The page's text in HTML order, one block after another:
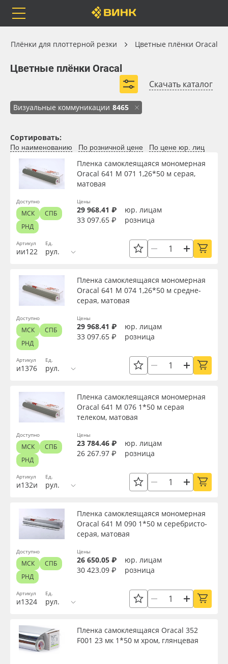
Каталог
Бренды
Доставка
Оплата
Сервис
Компания
Блог
Поставщикам
Избранное
8 800 550 7888
Москва
Весь каталог
Самоклеящиеся плёнки
Листовые материалы
Чернила
Клей, скотчи и крепёж
Мобильные конструкции и POS-материалы
Профильные системы
Светотехника
Инженерные пластики
Упаковочные материалы
Оборудование и инструмент
Новинки ассортимента
Плёнка монтажная Oratape
ПЭТ листовой
ПЭТ бэклит
Вспененный ПВХ
Баннер
Плёнки для плоттерной резки Цветные плёнки Oracal
Цветные плёнки Oracal
Скачать каталог
Визуальные коммуникации 8465
Плёнки для плоттерной резки
Цветные плёнки Oracal
ORACAL® 551
ORACAL® 951
ORACAL® 451
ORACAL® 620
ORACAL® 638
Развернуть (7)
Вид
Ширина, м
Длина рулона, м
Толщина, мкм
Материал
Клей
Цвет клея
Текстура
Срок эксплуатации, лет
Упаковка
Производитель
Сортировать:
По наименованию По розничной цене По цене юр. лиц
Артикул
ии122
Пленка самоклеящаяся мономерная
Oracal 641 M 071 1,26*50 м серая,
матовая
Ед.
рул.
Цены
29 968.41 ₽
юр. лицам
33 097.65 ₽
розница
Доступно
МСК
СПБ
РНД
Артикул
и1376
Пленка самоклеящаяся мономерная
Oracal 641 M 074 1,26*50 м средне-
серая, матовая
Ед.
рул.
Цены
29 968.41 ₽
юр. лицам
33 097.65 ₽
розница
Доступно
МСК
СПБ
РНД
Артикул
и132и
Пленка самоклеящаяся мономерная
Oracal 641 M 076 1*50 м серая
телеком, матовая
Ед.
рул.
Цены
23 784.46 ₽
юр. лицам
26 267.97 ₽
розница
Доступно
МСК
СПБ
РНД
Артикул
и1324
Пленка самоклеящаяся мономерная
Oracal 641 M 090 1*50 м серебристо-
серая, матовая
Ед.
рул.
Цены
26 650.05 ₽
юр. лицам
30 423.09 ₽
розница
Доступно
МСК
СПБ
РНД
Пленка самоклеящаяся Oracal 352
F001 23 мк 1*50 м хром, глянцевая